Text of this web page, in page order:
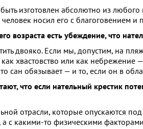
изготовлен абсолютно из
носил его с благоговением и
возраста есть убеждение, что
двояко. Если мы, допустим, на
хвастовство или как небрежение
сан обязывает — и то, если он в
что если нательный крестик
отрасли, которые опускаются
а с какими-то физическими